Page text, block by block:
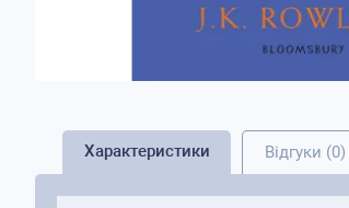
Характеристики Відгуки (0)